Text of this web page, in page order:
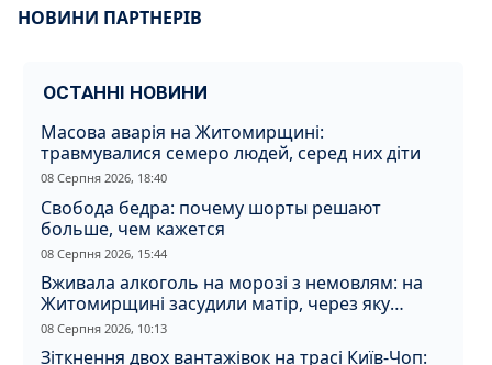
НОВИНИ ПАРТНЕРІВ
ОСТАННІ НОВИНИ
Масова аварія на Житомирщині:
травмувалися семеро людей, серед них діти
08 Серпня 2026, 18:40
Свобода бедра: почему шорты решают
больше, чем кажется
08 Серпня 2026, 15:44
Вживала алкоголь на морозі з немовлям: на
Житомирщині засудили матір, через яку
дитина отримала обмороження
08 Серпня 2026, 10:13
Зіткнення двох вантажівок на трасі Київ-Чоп: